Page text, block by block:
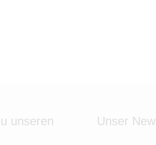
unseren
Unser